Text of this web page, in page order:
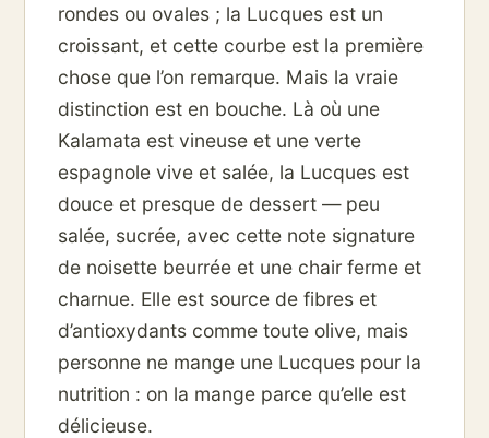
rondes ou ovales ; la Lucques est un
croissant, et cette courbe est la première
chose que l’on remarque. Mais la vraie
distinction est en bouche. Là où une
Kalamata est vineuse et une verte
espagnole vive et salée, la Lucques est
douce et presque de dessert — peu
salée, sucrée, avec cette note signature
de noisette beurrée et une chair ferme et
charnue. Elle est source de fibres et
d’antioxydants comme toute olive, mais
personne ne mange une Lucques pour la
nutrition : on la mange parce qu’elle est
délicieuse.